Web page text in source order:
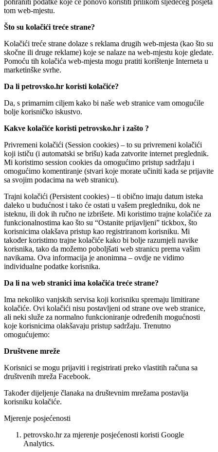
pohraniti podatke koje će ponovo koristiti prilikom sljedećeg posjeta
tom web-mjestu.
Što su kolačići treće strane?
Kolačići treće strane dolaze s reklama drugih web-mjesta (kao što su
skočne ili druge reklame) koje se nalaze na web-mjestu koje gledate.
Pomoću tih kolačića web-mjesta mogu pratiti korištenje Interneta u
marketinške svrhe.
Da li petrovsko.hr koristi kolačiće?
Da, s primarnim ciljem kako bi naše web stranice vam omogućile
bolje korisničko iskustvo.
Kakve kolačiće koristi petrovsko.hr i zašto ?
Privremeni kolačići (Session cookies) – to su privremeni kolačići
koji ističu (i automatski se brišu) kada zatvorite internet preglednik.
Mi koristimo session cookies da omogućimo pristup sadržaju i
omogućimo komentiranje (stvari koje morate učiniti kada se prijavite
sa svojim podacima na web stranicu).
Trajni kolačići (Persistent cookies) – ti obično imaju datum isteka
daleko u budućnost i tako će ostati u vašem pregledniku, dok ne
isteknu, ili dok ih ručno ne izbrišete. Mi koristimo trajne kolačiće za
funkcionalnostima kao što su “Ostanite prijavljeni” tickbox, što
korisnicima olakšava pristup kao registriranom korisniku. Mi
također koristimo trajne kolačiće kako bi bolje razumjeli navike
korisnika, tako da možemo poboljšati web stranicu prema vašim
navikama. Ova informacija je anonimna – ovdje ne vidimo
individualne podatke korisnika.
Da li na web stranici ima kolačića treće strane?
Ima nekoliko vanjskih servisa koji korisniku spremaju limitirane
kolačiće. Ovi kolačići nisu postavljeni od strane ove web stranice,
ali neki služe za normalno funkcioniranje određenih mogućnosti
koje korisnicima olakšavaju pristup sadržaju. Trenutno
omogućujemo:
Društvene mreže
Korisnici se mogu prijaviti i registrirati preko vlastitih računa sa
društvenih mreža Facebook.
Također dijeljenje članaka na društevnim mrežama postavlja
korisniku kolačiće.
Mjerenje posjećenosti
petrovsko.hr za mjerenje posjećenosti koristi Google
Analytics.